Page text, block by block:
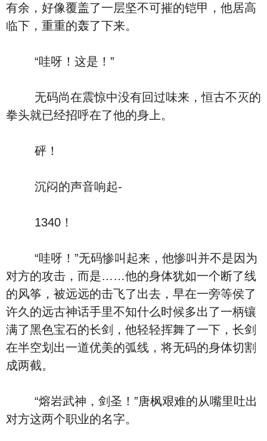
有余，好像覆盖了一层坚不可摧的铠甲，他居高
临下，重重的轰了下来。
“哇呀！这是！”
无码尚在震惊中没有回过味来，恒古不灭的
拳头就已经招呼在了他的身上。
砰！
沉闷的声音响起-
1340！
“哇呀！”无码惨叫起来，他惨叫并不是因为
对方的攻击，而是……他的身体犹如一个断了线
的风筝，被远远的击飞了出去，早在一旁等侯了
许久的远古神话手里不知什么时候多出了一柄镶
满了黑色宝石的长剑，他轻轻挥舞了一下，长剑
在半空划出一道优美的弧线，将无码的身体切割
成两截。
“熔岩武神，剑圣！”唐枫艰难的从嘴里吐出
对方这两个职业的名字。